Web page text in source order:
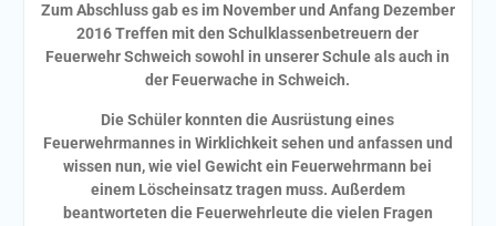
Zum Abschluss gab es im November und Anfang Dezember
2016 Treffen mit den Schulklassenbetreuern der
Feuerwehr Schweich sowohl in unserer Schule als auch in
der Feuerwache in Schweich.
Die Schüler konnten die Ausrüstung eines
Feuerwehrmannes in Wirklichkeit sehen und anfassen und
wissen nun, wie viel Gewicht ein Feuerwehrmann bei
einem Löscheinsatz tragen muss. Außerdem
beantworteten die Feuerwehrleute die vielen Fragen